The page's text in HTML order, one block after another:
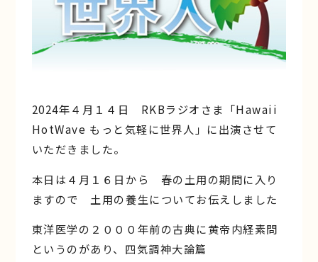
2024年４月１４日 RKBラジオさま「Hawaii
HotWave もっと気軽に世界人」に出演させて
いただきました。
本日は４月１６日から 春の土用の期間に入り
ますので 土用の養生についてお伝えしました
東洋医学の２０００年前の古典に黄帝内経素問
というのがあり、四気調神大論篇